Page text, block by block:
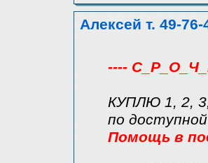
Алексей т. 49-76-
----
КУПЛЮ 1, 2,
по
Помощь в